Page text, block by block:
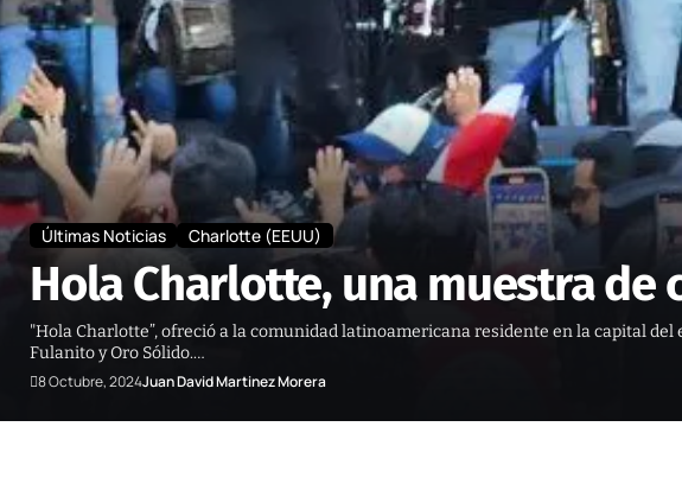
Últimas Noticias Charlotte (EEUU)
Hola Charlotte, una muestra
"Hola Charlotte”, ofreció a la comunidad latinoamericana residente en la capital
Fulanito y Oro Sólido.…
8 Octubre, 2024Juan David Martinez Morera